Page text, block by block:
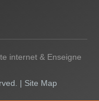
internet & Enseigne
| Site Map